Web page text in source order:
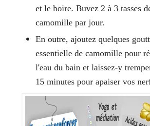
et le boire. Buvez 2 à 3 tasses
camomille par jour.
En outre, ajoutez quelques
essentielle de camomille pour
l'eau du bain et laissez-y
15 minutes pour apaiser vos